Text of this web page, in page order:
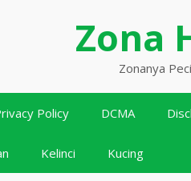
Zona
Zonanya
Policy DCMA
Kelinci Kucing